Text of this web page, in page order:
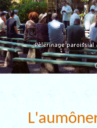
Pèlerinage